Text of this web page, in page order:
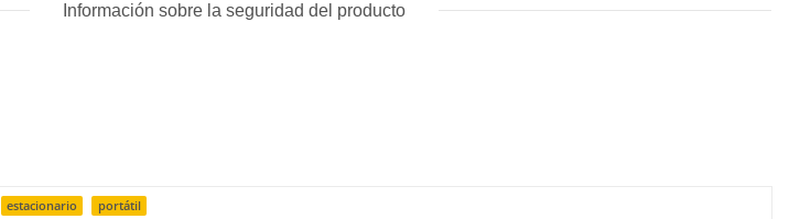
Información sobre la seguridad del producto
estacionario portátil